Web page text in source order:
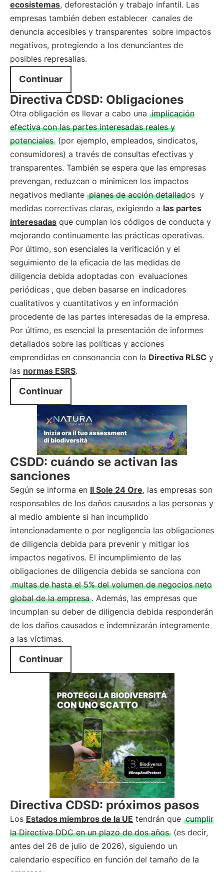
ecosistemas, deforestación y trabajo infantil. Las
empresas también deben establecer canales de
denuncia accesibles y transparentes sobre impactos
negativos, protegiendo a los denunciantes de
posibles represalias.
Continuar
Directiva CDSD: Obligaciones
Otra obligación es llevar a cabo una implicación
efectiva con las partes interesadas reales y
potenciales (por ejemplo, empleados, sindicatos,
consumidores) a través de consultas efectivas y
transparentes. También se espera que las empresas
prevengan, reduzcan o minimicen los impactos
negativos mediante planes de acción detallados y
medidas correctivas claras, exigiendo a las partes
interesadas que cumplan los códigos de conducta y
mejorando continuamente las prácticas operativas.
Por último, son esenciales la verificación y el
seguimiento de la eficacia de las medidas de
diligencia debida adoptadas con evaluaciones
periódicas , que deben basarse en indicadores
cualitativos y cuantitativos y en información
procedente de las partes interesadas de la empresa.
Por último, es esencial la presentación de informes
detallados sobre las políticas y acciones
emprendidas en consonancia con la Directiva RLSC y
las normas ESRS.
Continuar
CSDD: cuándo se activan las
sanciones
Según se informa en Il Sole 24 Ore, las empresas son
responsables de los daños causados a las personas y
al medio ambiente si han incumplido
intencionadamente o por negligencia las obligaciones
de diligencia debida para prevenir y mitigar los
impactos negativos. El incumplimiento de las
obligaciones de diligencia debida se sanciona con
multas de hasta el 5% del volumen de negocios neto
global de la empresa . Además, las empresas que
incumplan su deber de diligencia debida responderán
de los daños causados e indemnizarán íntegramente
a las víctimas.
Continuar
Directiva CDSD: próximos pasos
Los Estados miembros de la UE tendrán que cumplir
la Directiva DDC en un plazo de dos años (es decir,
antes del 26 de julio de 2026), siguiendo un
calendario específico en función del tamaño de la